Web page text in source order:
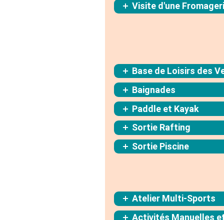
Visite d'une
Base de Loisirs des
Baignades
Paddle et Kayak
Sortie Rafting
Sortie Piscine
Atelier Multi-Sports
Activités Manuelles